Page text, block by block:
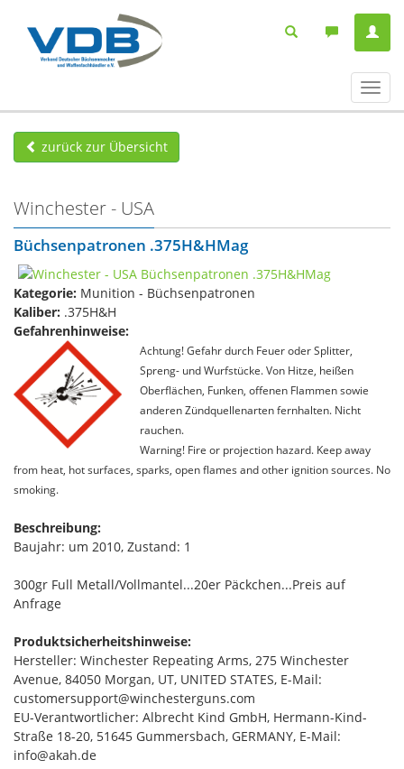
ein-/
zurück zur Übersicht
Winchester - USA
Büchsenpatronen .375H&HMag
Kategorie: Munition - Büchsenpatronen
Kaliber: .375H&H
Gefahrenhinweise:
Achtung! Gefahr durch Feuer oder Splitter,
Spreng- und Wurfstücke. Von Hitze, heißen
Oberflächen, Funken, offenen Flammen sowie
anderen Zündquellenarten fernhalten. Nicht
rauchen.
Warning! Fire or projection hazard. Keep away
from heat, hot surfaces, sparks, open flames and other ignition sources. No
smoking.
Beschreibung:
Baujahr: um 2010, Zustand: 1
300gr Full Metall/Vollmantel...20er Päckchen...Preis auf
Anfrage
Produktsicherheitshinweise:
Hersteller: Winchester Repeating Arms, 275 Winchester
Avenue, 84050 Morgan, UT, UNITED STATES, E-Mail:
customersupport@winchesterguns.com
EU-Verantwortlicher: Albrecht Kind GmbH, Hermann-Kind-
Straße 18-20, 51645 Gummersbach, GERMANY, E-Mail:
info@akah.de